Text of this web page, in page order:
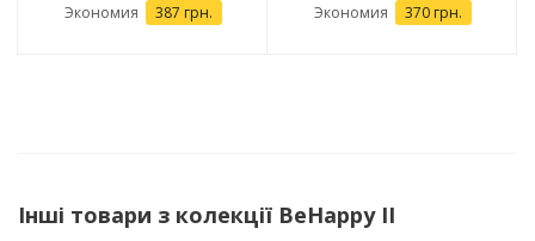
Экономия 387 грн. Экономия 370 грн.
Інші товари з колекції BeHappy II